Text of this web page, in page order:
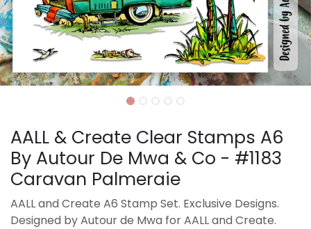
AALL & Create Clear Stamps A6
By Autour De Mwa & Co - #1183
Caravan Palmeraie
AALL and Create A6 Stamp Set. Exclusive Designs.
Designed by Autour de Mwa for AALL and Create.